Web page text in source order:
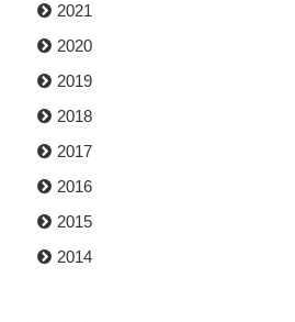
2021
2020
2019
2018
2017
2016
2015
2014